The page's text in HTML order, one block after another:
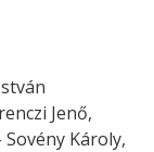
Jenő,
Károly,